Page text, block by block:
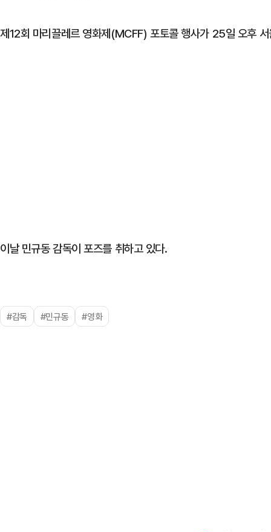
제12회 마리끌레르 영화제(MCFF) 포토콜 행사가 25일 오후
이날 민규동 감독이 포즈를 취하고 있다.
#감독 #민규동 #영화